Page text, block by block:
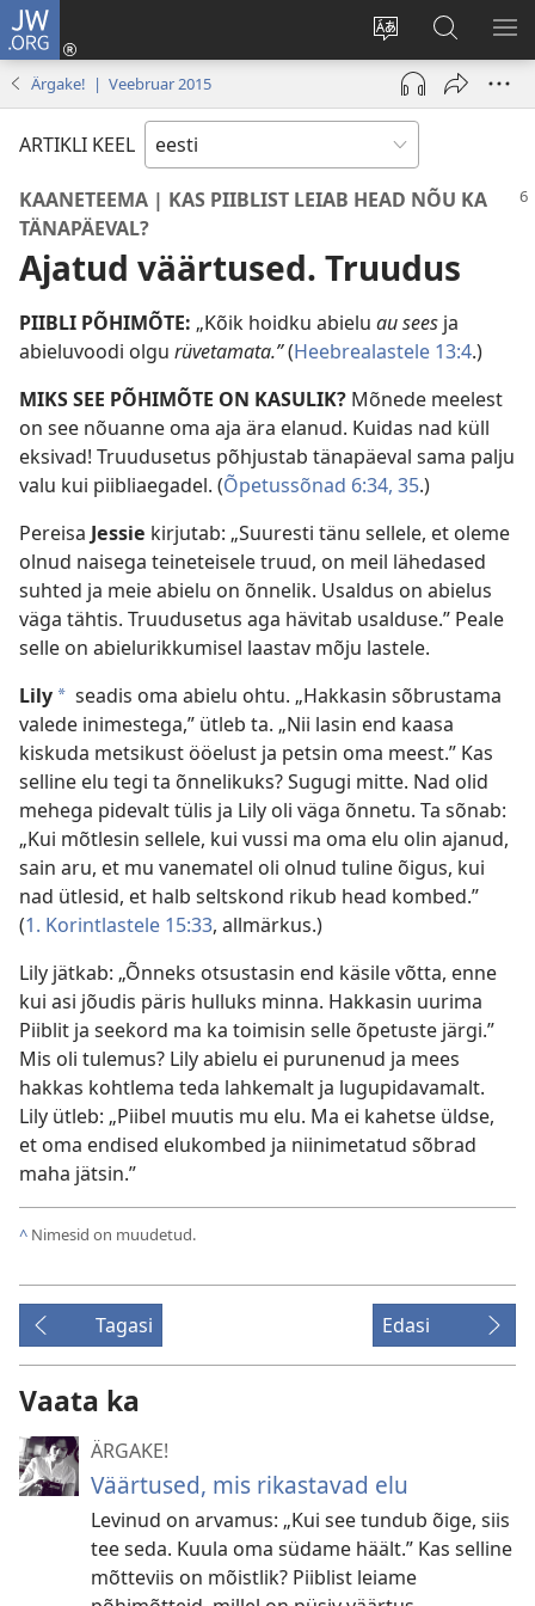
JW.ORG
Muuda
veebisaidi
keelt
Logi
sisse
(avab
akna)
Otsi
saidilt
JW.ORG
Ärgake! | Veebruar 2015
ARTIKLI KEEL
KAANETEEMA | KAS PIIBLIST LEIAB HEAD NÕU KA
TÄNAPÄEVAL?
Ajatud väärtused. Truudus
PIIBLI PÕHIMÕTE: „Kõik hoidku abielu au sees ja
abieluvoodi olgu rüvetamata.”(Heebrealastele 13:4.)
MIKS SEE PÕHIMÕTE ON KASULIK? Mõnede meelest
on see nõuanne oma aja ära elanud. Kuidas nad küll
eksivad! Truudusetus põhjustab tänapäeval sama palju
valu kui piibliaegadel. (Õpetussõnad 6:34, 35.)
Pereisa Jessie kirjutab: „Suuresti tänu sellele, et oleme
olnud naisega teineteisele truud, on meil lähedased
suhted ja meie abielu on õnnelik. Usaldus on abielus
väga tähtis. Truudusetus aga hävitab usalduse.” Peale
selle on abielurikkumisel laastav mõju lastele.
Lily * seadis oma abielu ohtu. „Hakkasin sõbrustama
valede inimestega,” ütleb ta. „Nii lasin end kaasa
kiskuda metsikust ööelust ja petsin oma meest.” Kas
selline elu tegi ta õnnelikuks? Sugugi mitte. Nad olid
mehega pidevalt tülis ja Lily oli väga õnnetu. Ta sõnab:
„Kui mõtlesin sellele, kui vussi ma oma elu olin ajanud,
sain aru, et mu vanematel oli olnud tuline õigus, kui
nad ütlesid, et halb seltskond rikub head kombed.”
(1. Korintlastele 15:33, allmärkus.)
Lily jätkab: „Õnneks otsustasin end käsile võtta, enne
kui asi jõudis päris hulluks minna. Hakkasin uurima
Piiblit ja seekord ma ka toimisin selle õpetuste järgi.”
Mis oli tulemus? Lily abielu ei purunenud ja mees
hakkas kohtlema teda lahkemalt ja lugupidavamalt.
Lily ütleb: „Piibel muutis mu elu. Ma ei kahetse üldse,
et oma endised elukombed ja niinimetatud sõbrad
maha jätsin.”
^ Nimesid on muudetud.
Tagasi Edasi
Vaata ka
ÄRGAKE!
Väärtused, mis rikastavad elu
Levinud on arvamus: „Kui see tundub õige, siis
tee seda. Kuula oma südame häält.” Kas selline
mõtteviis on mõistlik? Piiblist leiame